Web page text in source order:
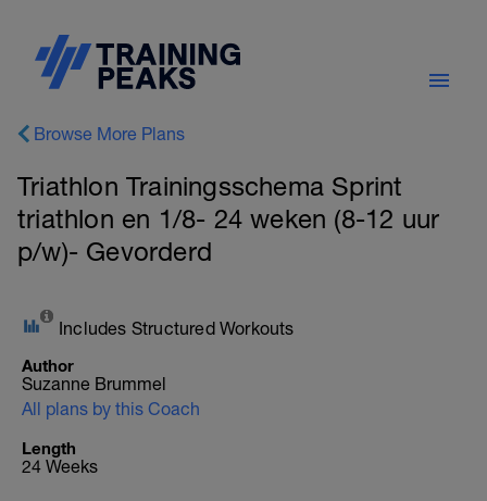
Browse More Plans
Triathlon Trainingsschema Sprint
triathlon en 1/8- 24 weken (8-12 uur
p/w)- Gevorderd
Includes Structured Workouts
Author
Suzanne Brummel
All plans by this Coach
Length
24 Weeks